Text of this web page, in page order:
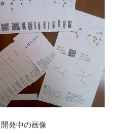
開発中の画像